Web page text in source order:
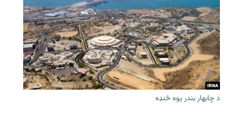
ته
مراجعه
د کډوالۍ بحران
'کووېډ-۱۹'
اړیکه
دري پاڼه
Azadi English
د چابهار بندر یوه څنډه